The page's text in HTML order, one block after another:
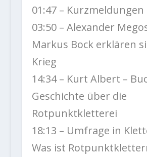
01:47 – Kurzmeldungen
03:50 – Alexander
Markus Bock erklären
Krieg
14:34 – Kurt Albert –
Geschichte über die
Rotpunktkletterei
18:13 – Umfrage in
Was ist